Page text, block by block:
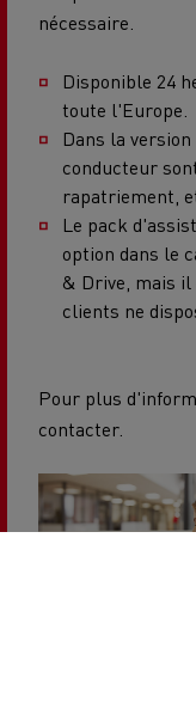
nécessaire.
Disponible 24
toute l'Europe.
Dans la
conducteur
rapatriement,
Le pack
option dans le
& Drive, mais
clients ne
Pour plus
contacter.